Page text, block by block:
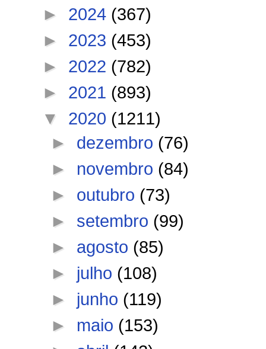
► 2024 (367)
► 2023 (453)
► 2022 (782)
► 2021 (893)
▼ 2020 (1211)
► dezembro (76)
► novembro (84)
► outubro (73)
► setembro (99)
► agosto (85)
► julho (108)
► junho (119)
► maio (153)